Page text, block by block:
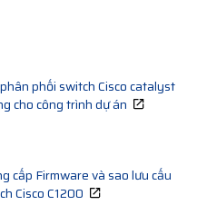
phối switch Cisco catalyst
cho công trình dự án
cấp Firmware và sao lưu cấu
Cisco C1200